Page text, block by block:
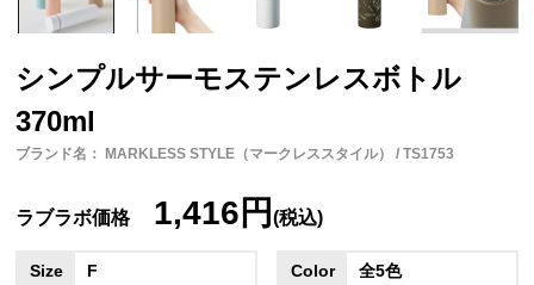
シンプルサーモステンレスボトル
370ml
ブランド名： MARKLESS STYLE（マークレススタイル） / TS1753
ラブラボ価格 1,416円(税込)
Size F Color 全5色